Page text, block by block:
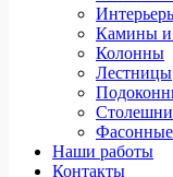
Камины и
Колонны
Лестницы
Наши работы
Контакты